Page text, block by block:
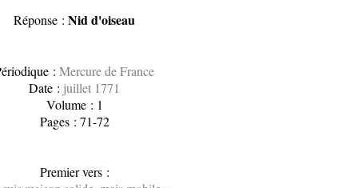
Réponse :Nid d'oiseau
:Mercure de France
Date : juillet 1771
Volume : 1
Pages : 71-72
Premier vers :